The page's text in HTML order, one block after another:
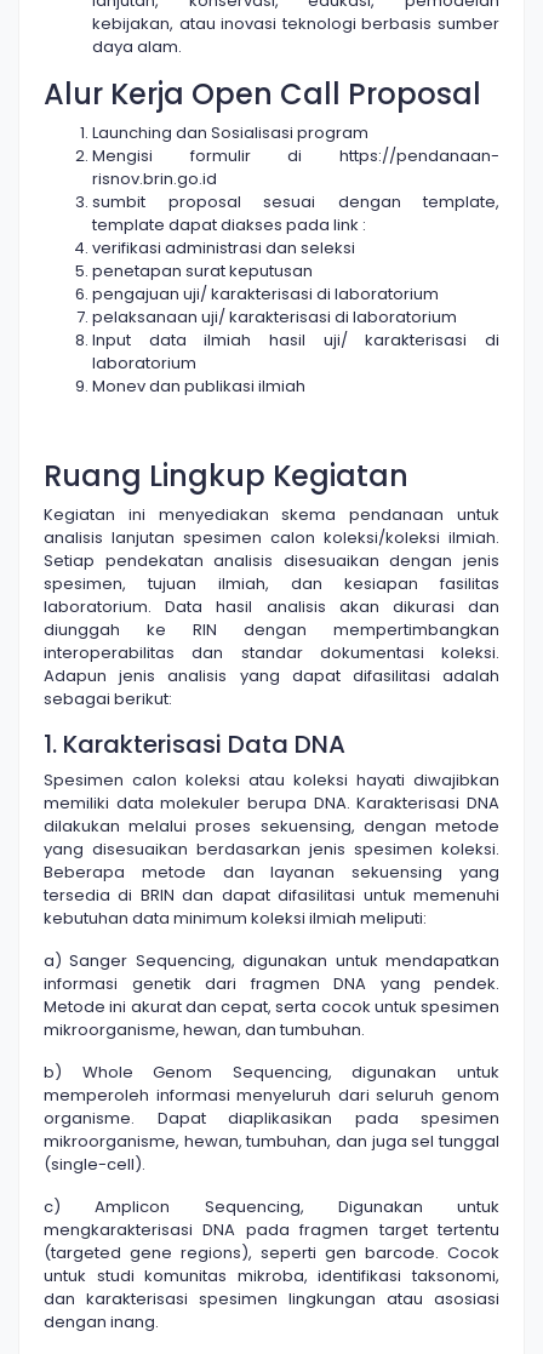
kebijakan, atau inovasi teknologi berbasis sumber
daya alam.
Alur Kerja Open Call Proposal
Launching dan Sosialisasi program
Mengisi formulir di https://pendanaan-
risnov.brin.go.id
sumbit proposal sesuai dengan template,
template dapat diakses pada link :
verifikasi administrasi dan seleksi
penetapan surat keputusan
pengajuan uji/ karakterisasi di laboratorium
pelaksanaan uji/ karakterisasi di laboratorium
Input data ilmiah hasil uji/ karakterisasi di
laboratorium
Monev dan publikasi ilmiah
Ruang Lingkup Kegiatan
Kegiatan ini menyediakan skema pendanaan untuk
analisis lanjutan spesimen calon koleksi/koleksi ilmiah.
Setiap pendekatan analisis disesuaikan dengan jenis
spesimen, tujuan ilmiah, dan kesiapan fasilitas
laboratorium. Data hasil analisis akan dikurasi dan
diunggah ke RIN dengan mempertimbangkan
interoperabilitas dan standar dokumentasi koleksi.
Adapun jenis analisis yang dapat difasilitasi adalah
sebagai berikut:
1. Karakterisasi Data DNA
Spesimen calon koleksi atau koleksi hayati diwajibkan
memiliki data molekuler berupa DNA. Karakterisasi DNA
dilakukan melalui proses sekuensing, dengan metode
yang disesuaikan berdasarkan jenis spesimen koleksi.
Beberapa metode dan layanan sekuensing yang
tersedia di BRIN dan dapat difasilitasi untuk memenuhi
kebutuhan data minimum koleksi ilmiah meliputi:
a) Sanger Sequencing, digunakan untuk mendapatkan
informasi genetik dari fragmen DNA yang pendek.
Metode ini akurat dan cepat, serta cocok untuk spesimen
mikroorganisme, hewan, dan tumbuhan.
b) Whole Genom Sequencing, digunakan untuk
memperoleh informasi menyeluruh dari seluruh genom
organisme. Dapat diaplikasikan pada spesimen
mikroorganisme, hewan, tumbuhan, dan juga sel tunggal
(single-cell).
c) Amplicon Sequencing, Digunakan untuk
mengkarakterisasi DNA pada fragmen target tertentu
(targeted gene regions), seperti gen barcode. Cocok
untuk studi komunitas mikroba, identifikasi taksonomi,
dan karakterisasi spesimen lingkungan atau asosiasi
dengan inang.